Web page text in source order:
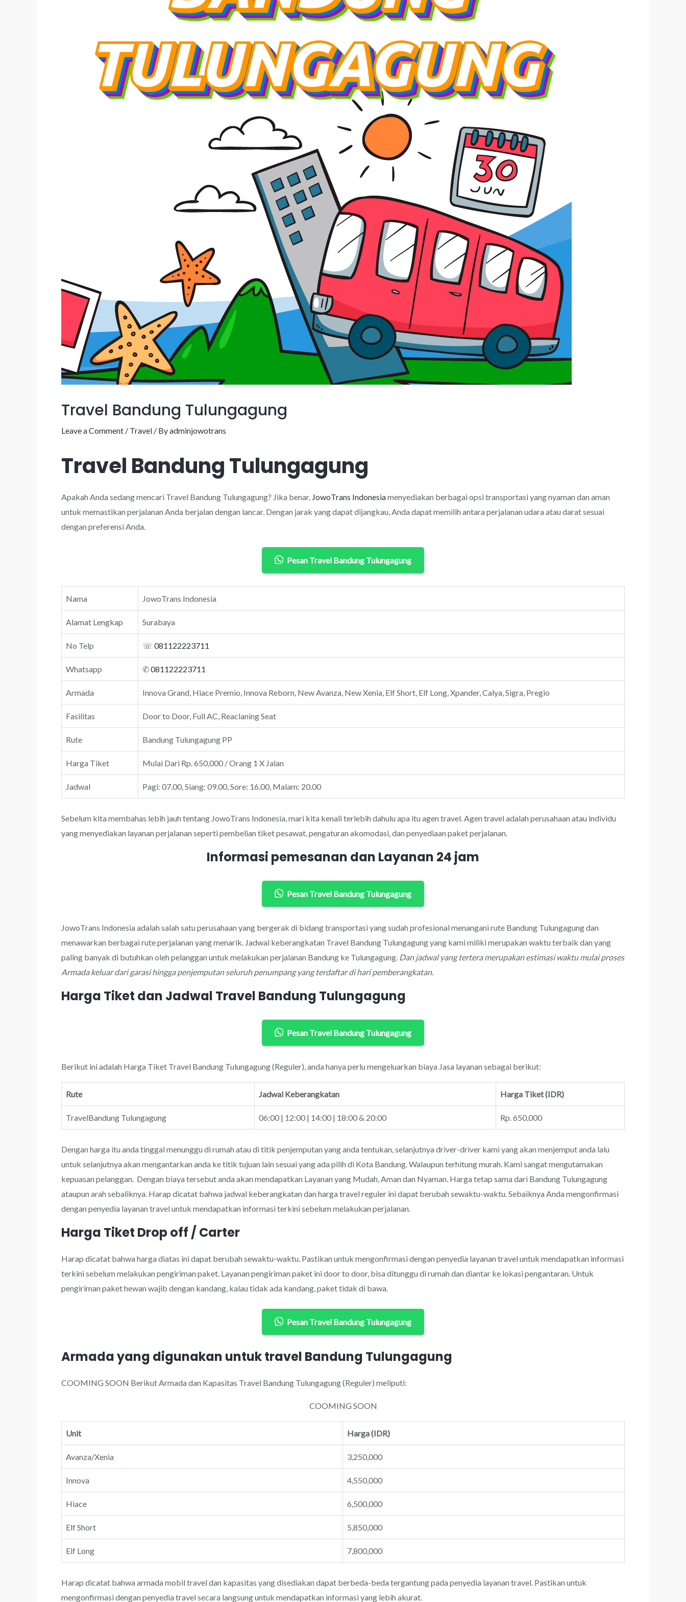
Travel Bandung Tulungagung
Leave a Comment / Travel / Byadminjowotrans
Travel Bandung Tulungagung
Apakah Anda sedang mencari Travel Bandung Tulungagung? Jika benar, JowoTrans Indonesiamenyediakan berbagai opsi transportasi yang nyaman dan aman
untuk memastikan perjalanan Anda berjalan dengan lancar. Dengan jarak yang dapat dijangkau, Anda dapat memilih antara perjalanan udara atau darat sesuai
dengan preferensi Anda.
Pesan Travel Bandung Tulungagung
Nama JowoTrans Indonesia
Alamat Lengkap Surabaya
No Telp ☏ 081122223711
Whatsapp ✆081122223711
Armada Innova Grand, Hiace Premio, Innova Reborn, New Avanza, New Xenia, Elf Short, Elf Long, Xpander, Calya, Sigra, Pregio
Fasilitas Door to Door, Full AC, Reaclaning Seat
Rute Bandung Tulungagung PP
Harga Tiket Mulai Dari Rp. 650,000 / Orang 1 X Jalan
Jadwal Pagi: 07.00, Siang: 09.00, Sore: 16.00, Malam: 20.00
Sebelum kita membahas lebih jauh tentang JowoTrans Indonesia, mari kita kenali terlebih dahulu apa itu agen travel. Agen travel adalah perusahaan atau individu
yang menyediakan layanan perjalanan seperti pembelian tiket pesawat, pengaturan akomodasi, dan penyediaan paket perjalanan.
Informasi pemesanan dan Layanan 24 jam
Pesan Travel Bandung Tulungagung
JowoTrans Indonesia adalah salah satu perusahaan yang bergerak di bidang transportasi yang sudah profesional menangani rute Bandung Tulungagung dan
menawarkan berbagai rute perjalanan yang menarik. Jadwal keberangkatan Travel Bandung Tulungagung yang kami miliki merupakan waktu terbaik dan yang
paling banyak di butuhkan oleh pelanggan untuk melakukan perjalanan Bandung ke Tulungagung. Dan jadwal yang tertera merupakan estimasi waktu mulai proses
Armada keluar dari garasi hingga penjemputan seluruh penumpang yang terdaftar di hari pemberangkatan.
Harga Tiket dan Jadwal Travel Bandung Tulungagung
Pesan Travel Bandung Tulungagung
Berikut ini adalah Harga Tiket Travel Bandung Tulungagung (Reguler), anda hanya perlu mengeluarkan biaya Jasa layanan sebagai berikut:
Rute Jadwal Keberangkatan Harga Tiket (IDR)
TravelBandung Tulungagung 06:00 | 12:00 | 14:00 | 18:00 & 20:00 Rp. 650,000
Dengan harga itu anda tinggal menunggu di rumah atau di titik penjemputan yang anda tentukan, selanjutnya driver-driver kami yang akan menjemput anda lalu
untuk selanjutnya akan mengantarkan anda ke titik tujuan lain sesuai yang ada pilih di Kota Bandung. Walaupun terhitung murah. Kami sangat mengutamakan
kepuasan pelanggan. Dengan biaya tersebut anda akan mendapatkan Layanan yang Mudah, Aman dan Nyaman. Harga tetap sama dari Bandung Tulungagung
ataupun arah sebaliknya. Harap dicatat bahwa jadwal keberangkatan dan harga travel reguler ini dapat berubah sewaktu-waktu. Sebaiknya Anda mengonfirmasi
dengan penyedia layanan travel untuk mendapatkan informasi terkini sebelum melakukan perjalanan.
Harga Tiket Drop off / Carter
Harap dicatat bahwa harga diatas ini dapat berubah sewaktu-waktu. Pastikan untuk mengonfirmasi dengan penyedia layanan travel untuk mendapatkan informasi
terkini sebelum melakukan pengiriman paket. Layanan pengiriman paket ini door to door, bisa ditunggu di rumah dan diantar ke lokasi pengantaran. Untuk
pengiriman paket hewan wajib dengan kandang, kalau tidak ada kandang, paket tidak di bawa.
Pesan Travel Bandung Tulungagung
Armada yang digunakan untuk travel Bandung Tulungagung
COOMING SOON Berikut Armada dan Kapasitas Travel Bandung Tulungagung (Reguler) meliputi:
COOMING SOON
Unit Harga (IDR)
Avanza/Xenia 3,250,000
Innova 4,550,000
Hiace 6,500,000
Elf Short 5,850,000
Elf Long 7,800,000
Harap dicatat bahwa armada mobil travel dan kapasitas yang disediakan dapat berbeda-beda tergantung pada penyedia layanan travel. Pastikan untuk
mengonfirmasi dengan penyedia travel secara langsung untuk mendapatkan informasi yang lebih akurat.